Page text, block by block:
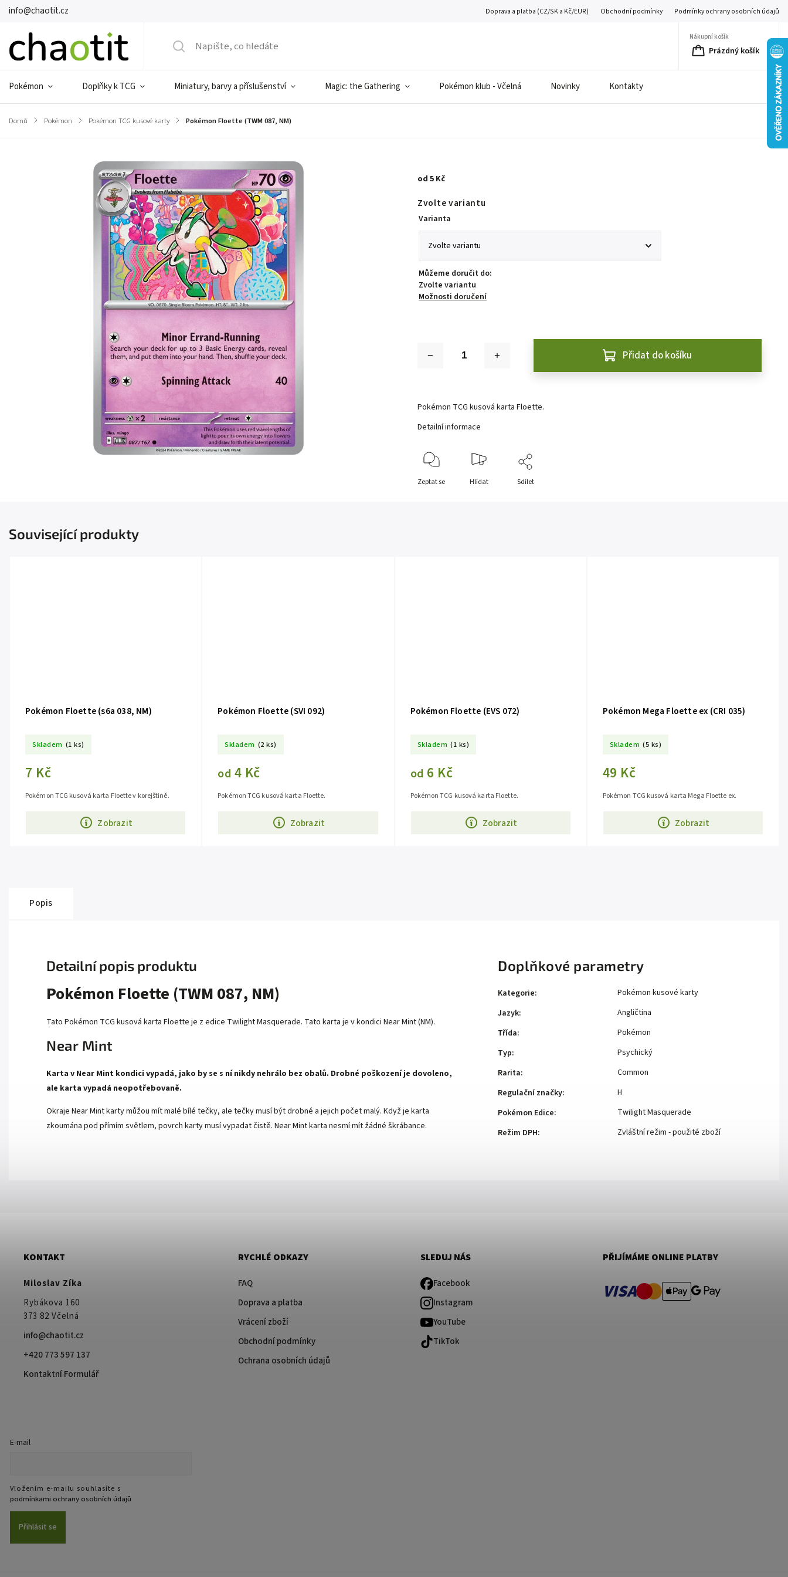
info@chaotit.cz Doprava a platba (CZ/SK a Kč/EUR) Obchodní podmínky Podmínky ochrany osobních údajů
Nákupní košík
Prázdný košík
Pokémon Doplňky k TCG Miniatury, barvy a příslušenství Magic: the Gathering Pokémon klub - Včelná Novinky Kontakty
Domů / Pokémon / Pokémon TCG kusové karty / Pokémon Floette (TWM 087, NM)
od5 Kč
Zvolte variantu
Varianta
Můžeme doručit do:
Zvolte variantu
Možnosti doručení
Přidat do košíku
Pokémon TCG kusová karta Floette.
Detailní informace
Zeptat se Hlídat Sdílet
Související produkty
Pokémon Floette (s6a 038, NM)
Skladem (1 ks)
7 Kč
Zobrazit
Pokémon TCG kusová karta Floette v korejštině.
Pokémon Floette (SVI 092)
Skladem (2 ks)
od 4 Kč
Zobrazit
Pokémon TCG kusová karta Floette.
Pokémon Floette (EVS 072)
Skladem (1 ks)
od 6 Kč
Zobrazit
Pokémon TCG kusová karta Floette.
Pokémon Mega Floette ex (CRI 035)
Skladem (5 ks)
49 Kč
Zobrazit
Pokémon TCG kusová karta Mega Floette ex.
Popis
Detailní popis produktu
Pokémon Floette (TWM 087, NM)
Tato Pokémon TCG kusová karta Floette je z edice Twilight Masquerade. Tato karta je v kondici Near Mint (NM).
Near Mint
Karta v Near Mint kondici vypadá, jako by se s ní nikdy nehrálo bez obalů. Drobné poškození je dovoleno,
ale karta vypadá neopotřebovaně.
Okraje Near Mint karty můžou mít malé bílé tečky, ale tečky musí být drobné a jejich počet malý. Když je karta
zkoumána pod přímím světlem, povrch karty musí vypadat čistě. Near Mint karta nesmí mít žádné škrábance.
Doplňkové parametry
Kategorie:
Pokémon kusové karty
Jazyk:
Angličtina
Třída:
Pokémon
Typ:
Psychický
Rarita:
Common
Regulační značky:
H
Pokémon Edice:
Twilight Masquerade
Režim DPH: Zvláštní režim - použité zboží
KONTAKT
Miloslav Zíka
Rybákova 160
373 82 Včelná
info@chaotit.cz
+420 773 597 137
Kontaktní Formulář
RYCHLÉ ODKAZY
FAQ
Doprava a platba
Vrácení zboží
Obchodní podmínky
Ochrana osobních údajů
SLEDUJ NÁS
Facebook
Instagram
YouTube
TikTok
PŘIJÍMÁME ONLINE PLATBY
VISA
E-mail
Vložením e-mailu souhlasíte s
podmínkami ochrany osobních údajů
Přihlásit se